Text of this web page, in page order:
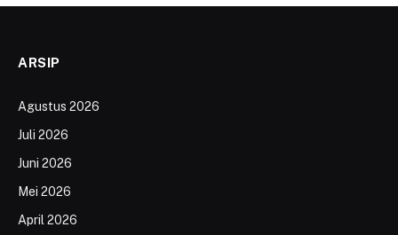
ARSIP
Agustus 2026
Juli 2026
Juni 2026
Mei 2026
April 2026